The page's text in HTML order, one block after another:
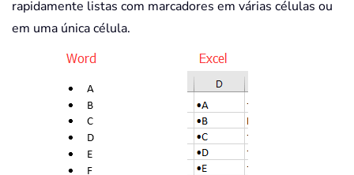
rapidamente listas com marcadores em várias células ou
em uma única célula.